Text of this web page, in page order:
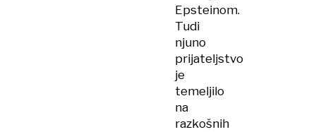
Epsteinom.
Tudi
njuno
prijateljstvo
je
temeljilo
na
razkošnih